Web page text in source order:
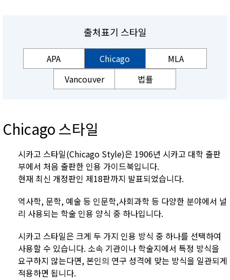
출처표기 스타일
APA Chicago
MLA
Vancouver
법률
Chicago 스타일
시카고 스타일(Chicago Style)은 1906년 시카고 대학 출판
부에서 처음 출판한 인용 가이드북입니다.
현재 최신 개정판인 제18판까지 발표되었습니다.
역사학, 문학, 예술 등 인문학,사회과학 등 다양한 분야에서 널
리 사용되는 학술 인용 양식 중 하나입니다.
시카고 스타일은 크게 두 가지 인용 방식 중 하나를 선택하여
사용할 수 있습니다. 소속 기관이나 학술지에서 특정 방식을
요구하지 않는다면, 본인의 연구 성격에 맞는 방식을 일관되게
적용하면 됩니다.